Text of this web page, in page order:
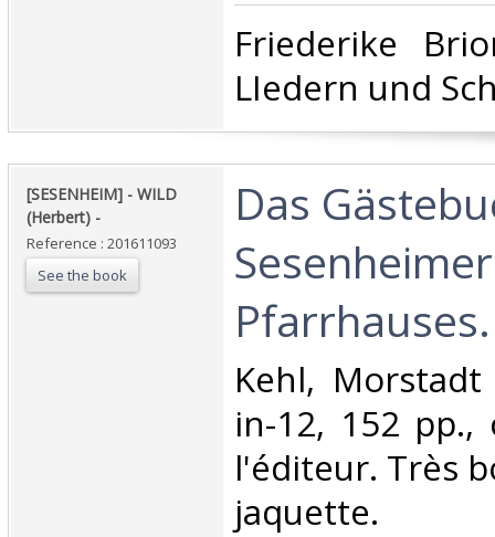
‎Friederike
LIedern und
‎[SESENHEIM] - WILD
(Herbert) - ‎
Reference : 201611093
See the book
‎Das
Sesenheimer
‎Kehl,
in-12, 152 pp.,
l'éditeur. Très
jaquette.‎